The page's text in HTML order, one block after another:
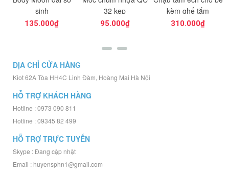
sinh
135.000₫
32 kẹp
95.000₫
kèm ghế tắm
310.000₫
ĐỊA CHỈ CỬA HÀNG
Kiot 62A Tòa HH4C Linh Đàm, Hoàng Mai Hà Nội
HỖ TRỢ KHÁCH HÀNG
Hotline : 0973 090 811
Hotline : 09345 82 499
HỖ TRỢ TRỰC TUYẾN
Skype : Đang cập nhật
Email : huyensphn1@gmail.com